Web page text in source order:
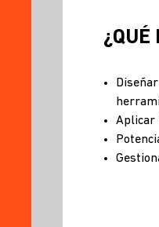
¿QUÉ
Aplicar